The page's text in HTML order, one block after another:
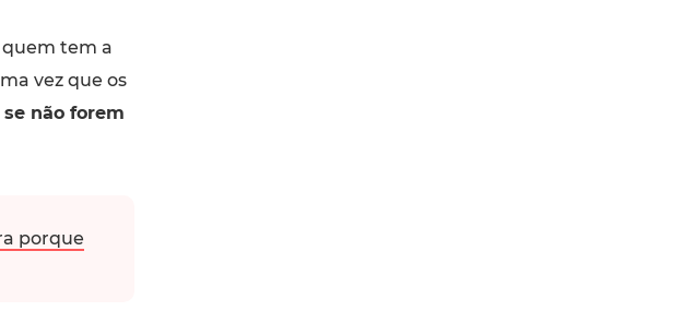
tem a
vez que os
não forem
porque